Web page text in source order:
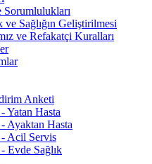
Sorumlulukları
Sağlığın Geliştirilmesi
ve Refakatçi Kuralları
Anketi
Yatan Hasta
Ayaktan Hasta
Acil Servis
Evde Sağlık